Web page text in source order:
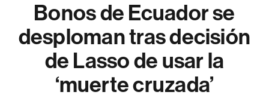
Bonos de Ecuador se
desploman tras decisión
de Lasso de usar la
‘muerte cruzada’